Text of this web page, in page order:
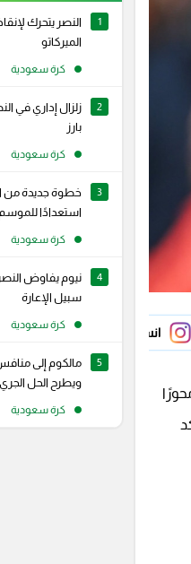
انستجرام سناب
1
النصر يتحرك
الميركاتو
كرة سعودية
2
زلزال إداري في
بارز
كرة سعودية
3
خطوة جديدة من
استعدادًا للموسم
كرة سعودية
4
نيوم يفاوض
سبيل الإعارة
كرة سعودية
5
مالكوم إلى
ويطرح الحل
كرة سعودية